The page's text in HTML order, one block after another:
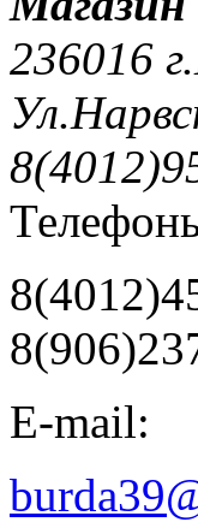
236016
E-mail: